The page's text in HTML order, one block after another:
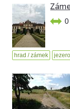
hrad / zámek